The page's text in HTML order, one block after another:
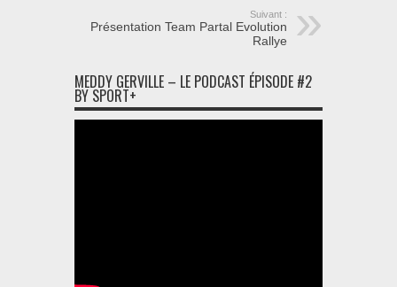
Suivant :
Présentation Team Partal Evolution
Rallye
MEDDY GERVILLE – LE PODCAST ÉPISODE #2
BY SPORT+